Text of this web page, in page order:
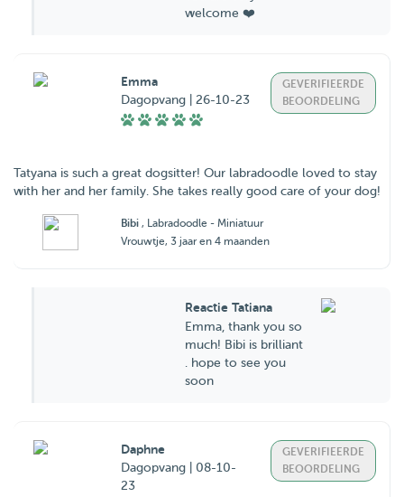
welcome ❤️
Emma
Dagopvang | 26-10-23
GEVERIFIEERDE
BEOORDELING
Tatyana is such a great dogsitter! Our labradoodle loved to stay
with her and her family. She takes really good care of your dog!
Bibi, Labradoodle - Miniatuur
Vrouwtje, 3 jaar en 4 maanden
Reactie Tatiana
Emma, thank you so
much! Bibi is brilliant
. hope to see you
soon
Daphne
Dagopvang | 08-10-
23
GEVERIFIEERDE
BEOORDELING